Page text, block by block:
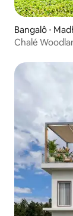
Bangalô ⋅
Chalé